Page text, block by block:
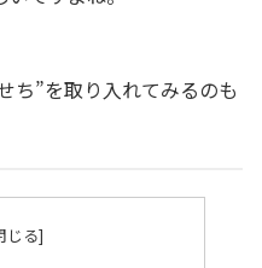
ち”を取り入れてみるのも